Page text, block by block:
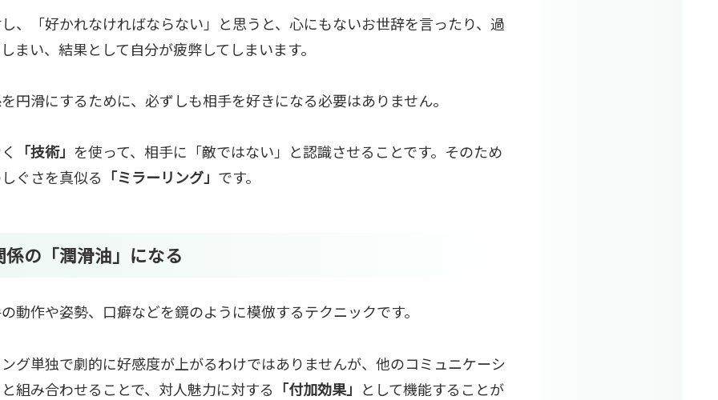
、「好かれなければならない」と思うと、心にもないお世辞を言ったり、過
まい、結果として自分が疲弊してしまいます。
円滑にするために、必ずしも相手を好きになる必要はありません。
「技術」 を使って、相手に「敵ではない」と認識させることです。そのため
ぐさを真似る 「ミラーリング」 です。
の「潤滑油」になる
動作や姿勢、口癖などを鏡のように模倣するテクニックです。
グ単独で劇的に好感度が上がるわけではありませんが、他のコミュニケーシ
組み合わせることで、対人魅力に対する 「付加効果」 として機能することが